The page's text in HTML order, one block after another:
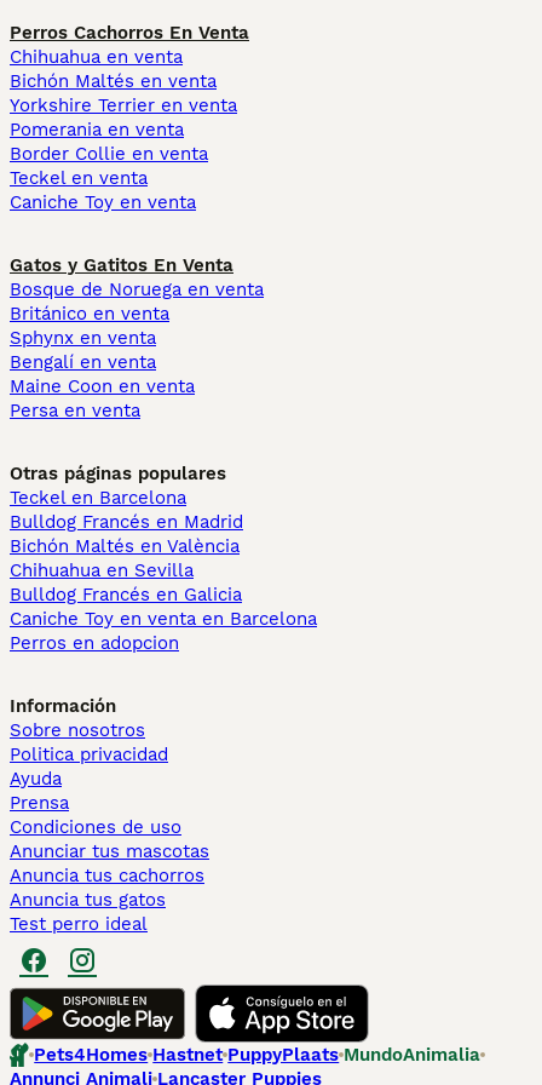
Perros Cachorros En Venta
Chihuahua en venta
Bichón Maltés en venta
Yorkshire Terrier en venta
Pomerania en venta
Border Collie en venta
Teckel en venta
Caniche Toy en venta
Gatos y Gatitos En Venta
Bosque de Noruega en venta
Británico en venta
Sphynx en venta
Bengalí en venta
Maine Coon en venta
Persa en venta
Otras páginas populares
Teckel en Barcelona
Bulldog Francés en Madrid
Bichón Maltés en València
Chihuahua en Sevilla
Bulldog Francés en Galicia
Caniche Toy en venta en Barcelona
Perros en adopcion
Información
Sobre nosotros
Politica privacidad
Ayuda
Prensa
Condiciones de uso
Anunciar tus mascotas
Anuncia tus cachorros
Anuncia tus gatos
Test perro ideal
Pets4Homes Hastnet PuppyPlaats MundoAnimalia
Annunci Animali Lancaster Puppies